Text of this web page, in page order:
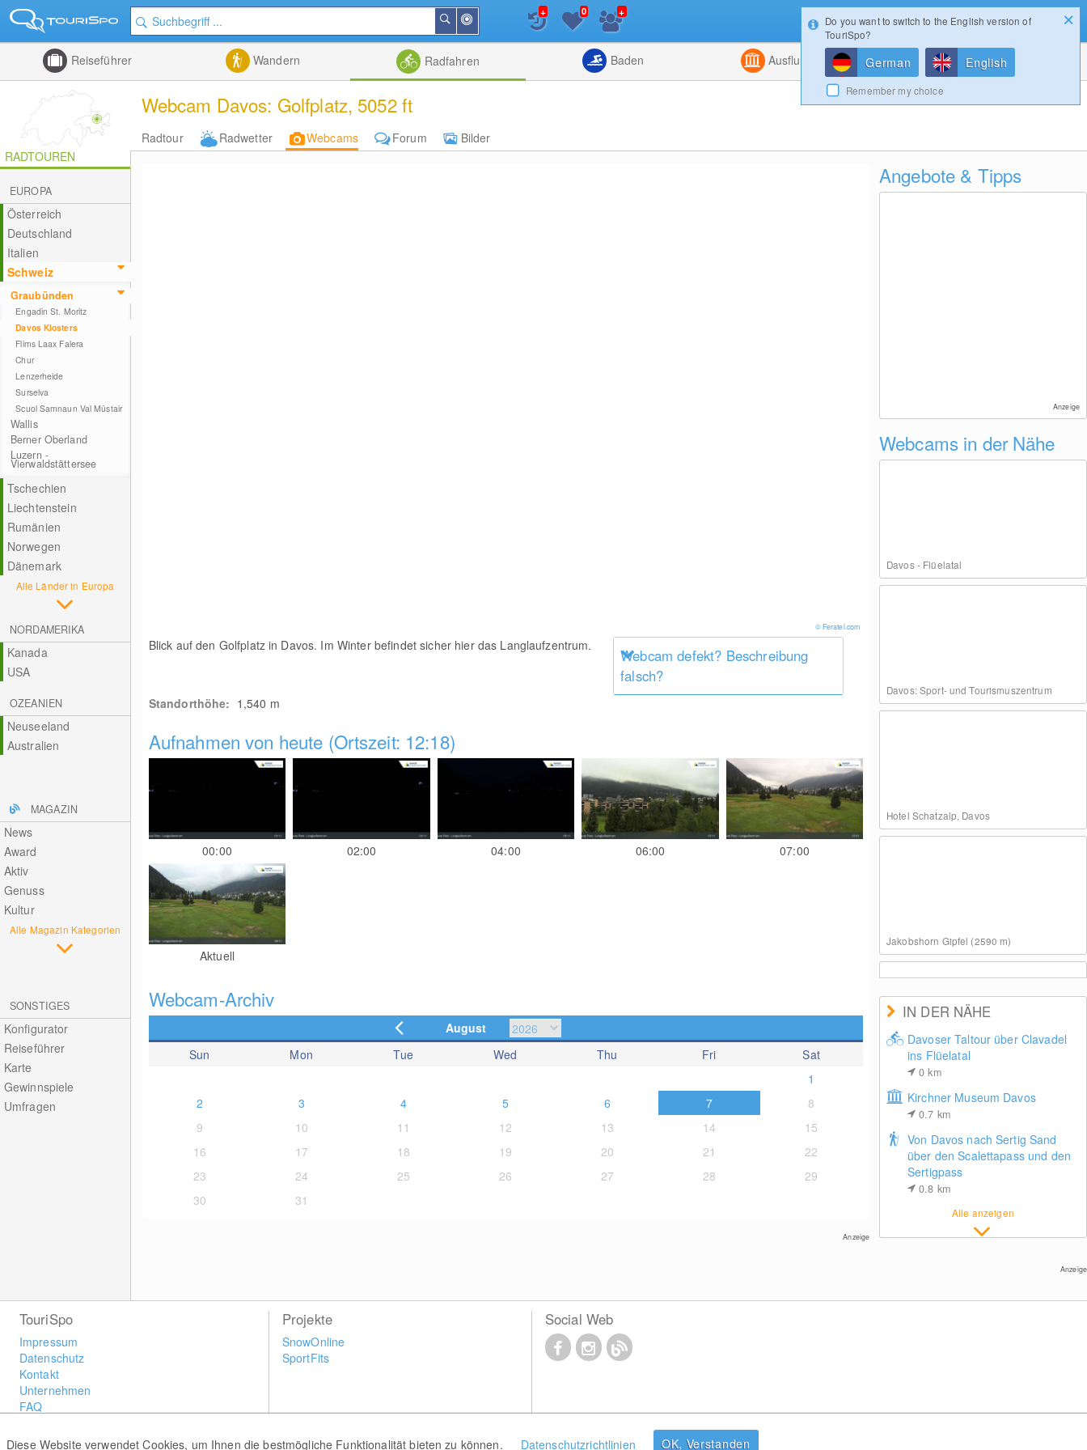
der
Suchen
Listenansicht
Kombiniert
+ 0 +
Reiseführer Wandern Radfahren Baden Ausflugsziele Magazin
Webcam Davos: Golfplatz, 5052 ft
Radtour Radwetter Webcams Forum
Bilder
RADTOUREN
EUROPA
Österreich
Deutschland
Italien
Schweiz
Graubünden
Engadin St. Moritz
Davos Klosters
Flims Laax Falera
Chur
Lenzerheide
Surselva
Scuol Samnaun Val Müstair
Wallis
Berner Oberland
Luzern -
Vierwaldstättersee
Tschechien
Liechtenstein
Rumänien
Norwegen
Dänemark
Alle Länder in Europa
NORDAMERIKA
Kanada
USA
OZEANIEN
Neuseeland
Australien
MAGAZIN
News
Award
Aktiv
Genuss
Kultur
Alle Magazin Kategorien
SONSTIGES
Konfigurator
Reiseführer
Karte
Gewinnspiele
Umfragen
© Feratel.com
Blick auf den Golfplatz in Davos. Im Winter befindet sicher hier das Langlaufzentrum.
Webcam defekt? Beschreibung
falsch?
Standorthöhe: 1,540 m
Aufnahmen von heute (Ortszeit: 12:18)
00:00 02:00 04:00 06:00 07:00
Aktuell
Webcam-Archiv
August
Sun
Mon Tue Wed Thu Fri
Sat
1
2
3 4 5 6 7
8
9
10 11 12 13 14
15
16
17 18 19 20 21
22
23
24 25 26 27 28
29
30
31
Anzeige
Angebote & Tipps
Anzeige
Webcams in der Nähe
Davos - Flüelatal
Davos: Sport- und Tourismuszentrum
Hotel Schatzalp, Davos
Jakobshorn Gipfel (2590 m)
Davosersee (1559 m)
Weissfluhjoch (2260 m)
IN DER NÄHE
Davoser Taltour über Clavadel
ins Flüelatal
0km
Kirchner Museum Davos
0.7 km
Von Davos nach Sertig Sand
über den Scalettapass und den
Sertigpass
0.8 km
Alle anzeigen
Anzeige
Login
Diese Website verwendet Cookies, um Ihnen die bestmögliche Funktionalität bieten zu können. Datenschutzrichtlinien OK, Verstanden
TouriSpo
Impressum
Datenschutz
Kontakt
Unternehmen
FAQ
Widget
Projekte
SnowOnline
SportFits
Social Web
Do you want to switch to the English version of
TouriSpo?
German English
Remember my choice
Konfigurator Gewinnspiele